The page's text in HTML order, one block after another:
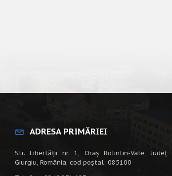
ADRESA PRIMĂRIEI
Str. Libertății nr. 1, Oraș Bolintin-Vale, Județ
Giurgiu, România, cod poștal: 085100